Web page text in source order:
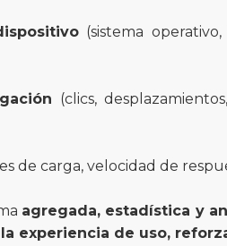
(sistema
(clics,
de carga, velocidad de
agregada, estadística y
experiencia de uso,